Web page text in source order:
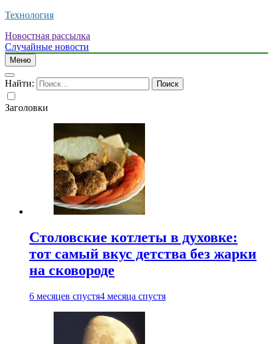
Технология
Новостная рассылка
Случайные новости
Меню
Найти:
Заголовки
Столовские котлеты в духовке:
тот самый вкус детства без жарки
на сковороде
6 месяцев спустя4 месяца спустя